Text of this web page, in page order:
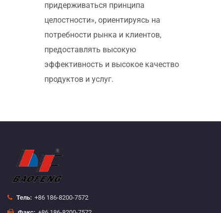
придерживаться принципа
целостности», ориентируясь на
потребности рынка и клиентов,
предоставлять высокую
эффективность и высокое качество
продуктов и услуг.
Тель: +86 186-8200-7572